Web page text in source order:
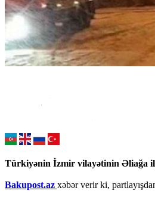
Türkiyənin İzmir vilayətinin Əliağa
Bakupost.az xəbər verir ki,